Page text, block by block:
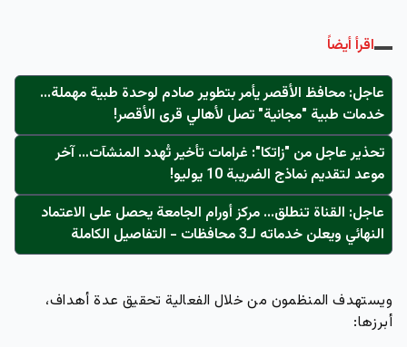
اقرأ أيضاً
عاجل: محافظ الأقصر يأمر بتطوير صادم لوحدة طبية مهملة...
خدمات طبية "مجانية" تصل لأهالي قرى الأقصر!
تحذير عاجل من "زاتكا": غرامات تأخير تُهدد المنشآت… آخر
موعد لتقديم نماذج الضريبة 10 يوليو!
عاجل: القناة تنطلق... مركز أورام الجامعة يحصل على الاعتماد
النهائي ويعلن خدماته لـ3 محافظات - التفاصيل الكاملة
ويستهدف المنظمون من خلال الفعالية تحقيق عدة أهداف،
أبرزها: